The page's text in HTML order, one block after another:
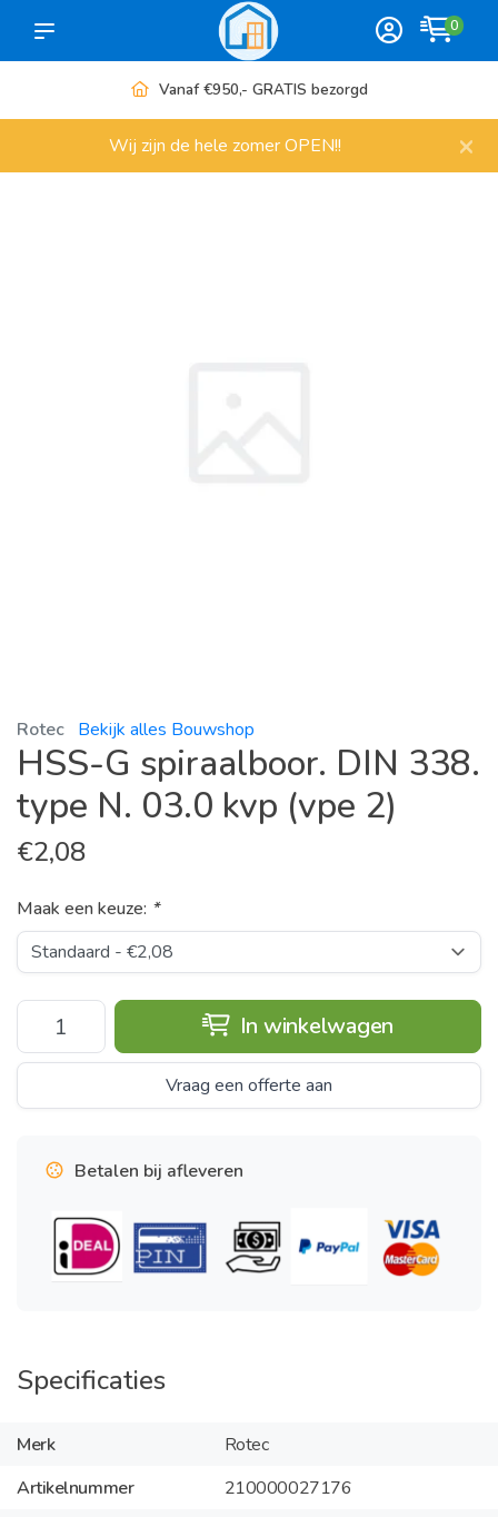
0
Vanaf €950,- GRATIS bezorgd
Wij zijn de hele zomer OPEN!! ×
Rotec Bekijk alles Bouwshop
HSS-G spiraalboor. DIN 338.
type N. 03.0 kvp (vpe 2)
€2,08
Maak een keuze: *
In winkelwagen
Vraag een offerte aan
Betalen bij afleveren
Specificaties
Merk
Rotec
Artikelnummer
210000027176